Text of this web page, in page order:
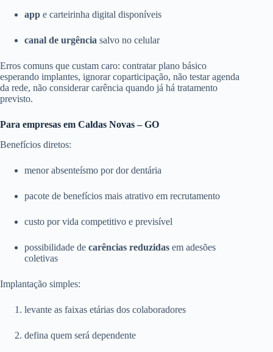
app e carteirinha digital disponíveis
canal de urgência salvo no celular
Erros comuns que custam caro: contratar plano básico
esperando implantes, ignorar coparticipação, não testar agenda
da rede, não considerar carência quando já há tratamento
previsto.
Para empresas em Caldas Novas – GO
Benefícios diretos:
menor absenteísmo por dor dentária
pacote de benefícios mais atrativo em recrutamento
custo por vida competitivo e previsível
possibilidade de carências reduzidas em adesões
coletivas
Implantação simples:
levante as faixas etárias dos colaboradores
defina quem será dependente